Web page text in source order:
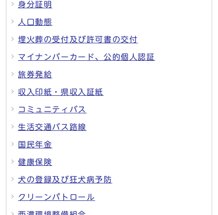
身分証明
人口動態
埋火葬の受付及び許可書の交付
マイナンバーカード、公的個人認証
旅券発給
収入印紙・県収入証紙
コミュニティバス
生活交通バス路線
国民年金
健康保険
犬の登録及び狂犬病予防
クリーンパトロール